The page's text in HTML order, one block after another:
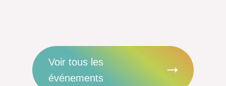
Voir tous les
événements